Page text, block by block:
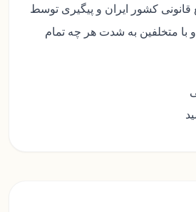
کشور ایران و پیگیری توسط
با متخلفین به شدت هر چه تمام